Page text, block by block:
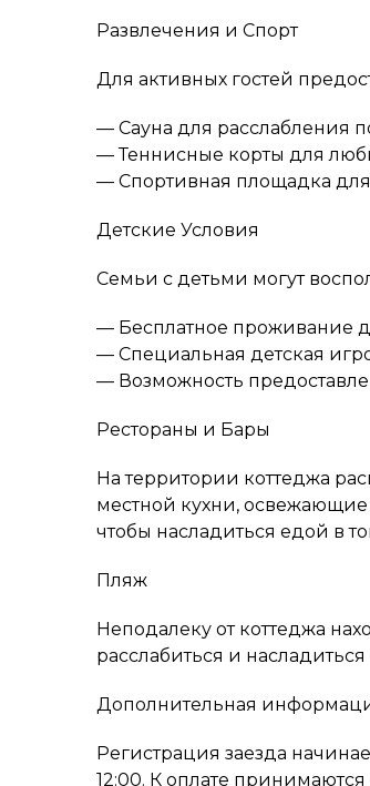
Развлечения и Спорт
Для активных гостей
— Сауна для расслабления
— Теннисные корты для
— Спортивная площадка
Детские Условия
Семьи с детьми могут
— Бесплатное проживание
— Специальная детская
— Возможность
Рестораны и Бары
На территории коттеджа
местной кухни, освежающие
чтобы насладиться едой в
Пляж
Неподалеку от коттеджа
расслабиться и
Дополнительная
Регистрация заезда
12:00. К оплате